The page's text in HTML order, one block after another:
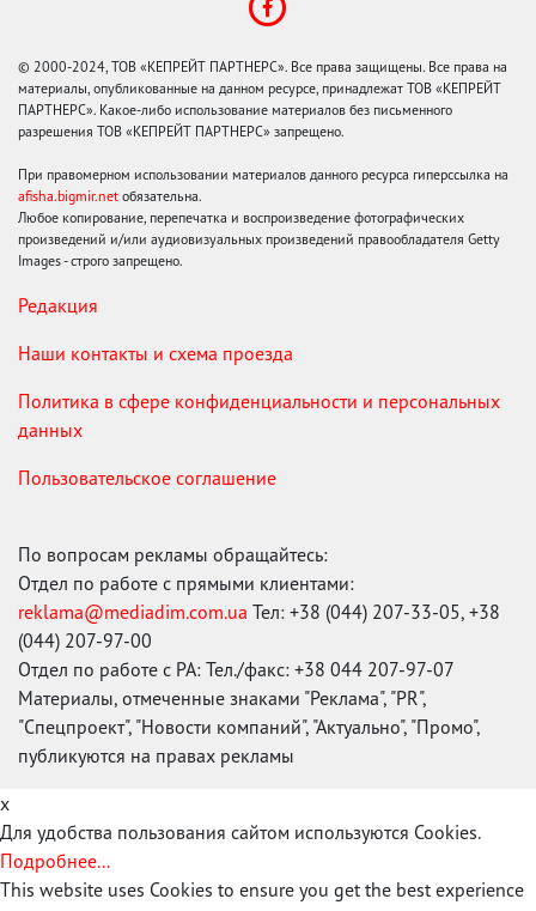
© 2000-2024, ТОВ «КЕПРЕЙТ ПАРТНЕРС». Все права защищены. Все права на
материалы, опубликованные на данном ресурсе, принадлежат ТОВ «КЕПРЕЙТ
ПАРТНЕРС». Какое-либо использование материалов без письменного
разрешения ТОВ «КЕПРЕЙТ ПАРТНЕРС» запрещено.
При правомерном использовании материалов данного ресурса гиперссылка на
afisha.bigmir.net обязательна.
Любое копирование, перепечатка и воспроизведение фотографических
произведений и/или аудиовизуальных произведений правообладателя Getty
Images - строго запрещено.
Редакция
Наши контакты и схема проезда
Политика в сфере конфиденциальности и персональных
данных
Пользовательское соглашение
По вопросам рекламы обращайтесь:
Отдел по работе с прямыми клиентами:
reklama@mediadim.com.ua Тел: +38 (044) 207-33-05, +38
(044) 207-97-00
Отдел по работе с РА: Тел./факс: +38 044 207-97-07
Материалы, отмеченные знаками "Реклама", "PR",
"Спецпроект", "Новости компаний", "Актуально", "Промо",
публикуются на правах рекламы
x
Для удобства пользования сайтом используются Cookies.
Подробнее...
This website uses Cookies to ensure you get the best experience